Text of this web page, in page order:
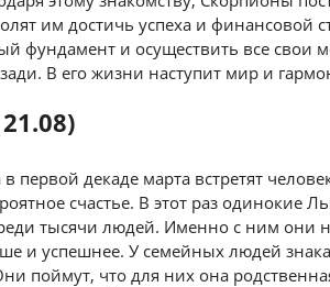
им достичь успеха и финансовой
фундамент и осуществить все свои
В его жизни наступит мир и
в первой декаде марта встретят
счастье. В этот раз одинокие
тысячи людей. Именно с ним они
и успешнее. У семейных людей
поймут, что для них она